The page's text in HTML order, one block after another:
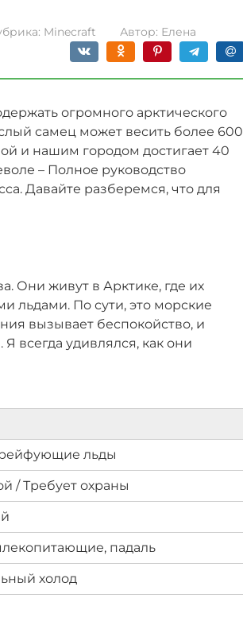
Minecraft Автор: Елена
огромного арктического
самец может весить более 600
и нашим городом достигает 40
– Полное руководство
Давайте разберемся, что для
Они живут в Арктике, где их
льдами. По сути, это морские
вызывает беспокойство, и
всегда удивлялся, как они
льды
/ Требует охраны
падаль
холод